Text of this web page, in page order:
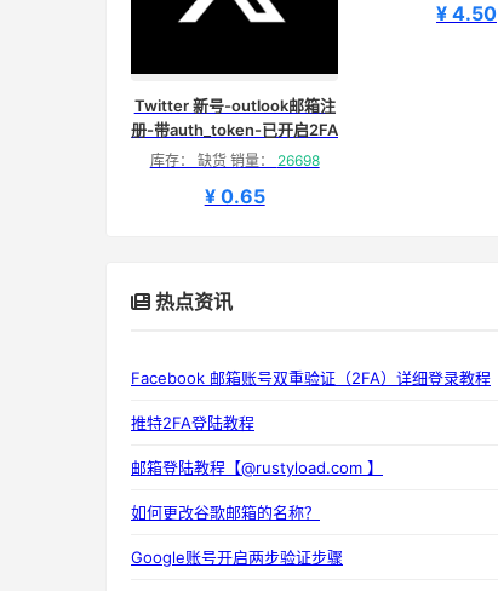
Twitter 新号-outlook邮箱注
册-带auth_token-已开启2FA
库存： 缺货 销量： 26698
¥ 0.65
¥ 4.50
热点资讯
Facebook 邮箱账号双重验证（2FA）详细登录教程
推特2FA登陆教程
邮箱登陆教程【@rustyload.com 】
如何更改谷歌邮箱的名称？
Google账号开启两步验证步骤